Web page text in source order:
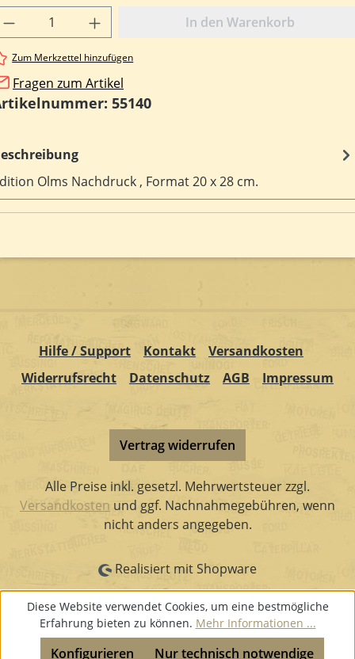
Anzahl: Gib den gewünschten
In den Warenkorb
Zum Merkzettel hinzufügen
Fragen zum Artikel
55140
Olms Nachdruck , Format 20 x 28 cm.
Hilfe / Support Kontakt
Versandkosten
Widerrufsrecht
Datenschutz AGB Impressum
Vertrag widerrufen
Alle Preise inkl. gesetzl. Mehrwertsteuer zzgl.
Versandkosten und ggf. Nachnahmegebühren, wenn
nicht anders angegeben.
Realisiert mit Shopware
Diese Website verwendet Cookies, um eine bestmögliche
Erfahrung bieten zu können. Mehr Informationen ...
Nur technisch notwendige
Konfigurieren